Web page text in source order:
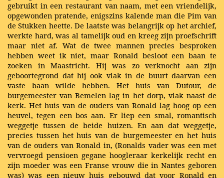
gebruikt in een restaurant van naam, met een vriendelijk,
opgewonden pratende, enigszins kalende man die Pim van
de Stukken heette. De laatste was belangrijk op het archief,
werkte hard, was al tamelijk oud en kreeg zijn proefschrift
maar niet af. Wat de twee mannen precies besproken
hebben weet ik niet, maar Ronald besloot een baan te
zoeken in Maastricht. Hij was zo verknocht aan zijn
geboortegrond dat hij ook vlak in de buurt daarvan een
vaste baan wilde hebben. Het huis van Dutour, de
burgemeester van Bemelen lag in het dorp, vlak naast de
kerk. Het huis van de ouders van Ronald lag hoog op een
heuvel, tegen een bos aan. Er liep een smal, romantisch
weggetje tussen de beide huizen. En aan dat weggetje,
precies tussen het huis van de burgemeester en het huis
van de ouders van Ronald in, (Ronalds vader was een met
vervroegd pensioen gegane hoogleraar kerkelijk recht en
zijn moeder was een Franse vrouw die in Nantes geboren
was) was een nieuw huis gebouwd dat voor Ronald en